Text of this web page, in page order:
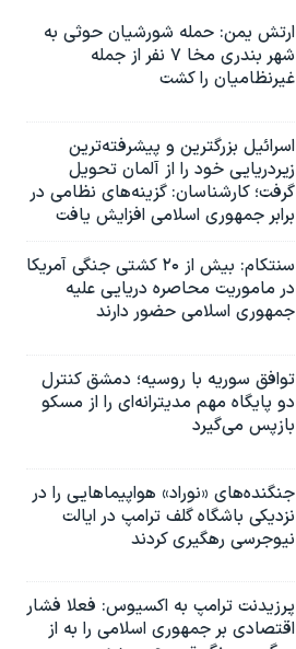
ارتش یمن: حمله شورشیان حوثی به
شهر بندری مخا ۷ نفر از جمله
غیرنظامیان را کشت
اسرائيل بزرگترین و پیشرفته‌ترین
زیردریایی خود را از آلمان تحویل
گرفت؛ کارشناسان: گزینه‌های نظامی در
برابر جمهوری اسلامی افزایش یافت
سنتکام: بیش از ۲۰ کشتی جنگی آمریکا
در ماموریت محاصره دریایی علیه
جمهوری اسلامی حضور دارند
توافق سوریه با روسیه؛ دمشق کنترل
دو پایگاه مهم مدیترانه‌ای را از مسکو
بازپس می‌گیرد
جنگنده‌های «نوراد» هواپیماهایی را در
نزدیکی باشگاه گلف ترامپ در ایالت
نیوجرسی رهگیری کردند
پرزیدنت ترامپ به اکسیوس: فعلا فشار
اقتصادی بر جمهوری اسلامی را به از